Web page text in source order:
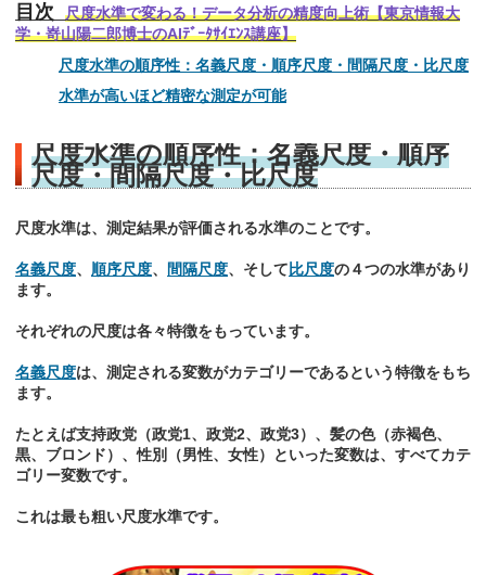
目次
尺度水準で変わる！データ分析の精度向上術【東京情報大
学・嵜山陽二郎博士のAIﾃﾞｰﾀｻｲｴﾝｽ講座】
尺度水準の順序性：名義尺度・順序尺度・間隔尺度・比尺度
水準が高いほど精密な測定が可能
尺度水準の順序性：名義尺度・順序
尺度・間隔尺度・比尺度
尺度水準は、測定結果が評価される水準のことです。
名義尺度、 順序尺度、 間隔尺度、そして 比尺度の４つの水準があり
ます。
それぞれの尺度は各々特徴をもっています。
名義尺度は、測定される変数がカテゴリーであるという特徴をもち
ます。
たとえば支持政党（政党1、政党2、政党3）、髪の色（赤褐色、
黒、ブロンド）、性別（男性、女性）といった変数は、すべてカテ
ゴリー変数です。
これは最も粗い尺度水準です。